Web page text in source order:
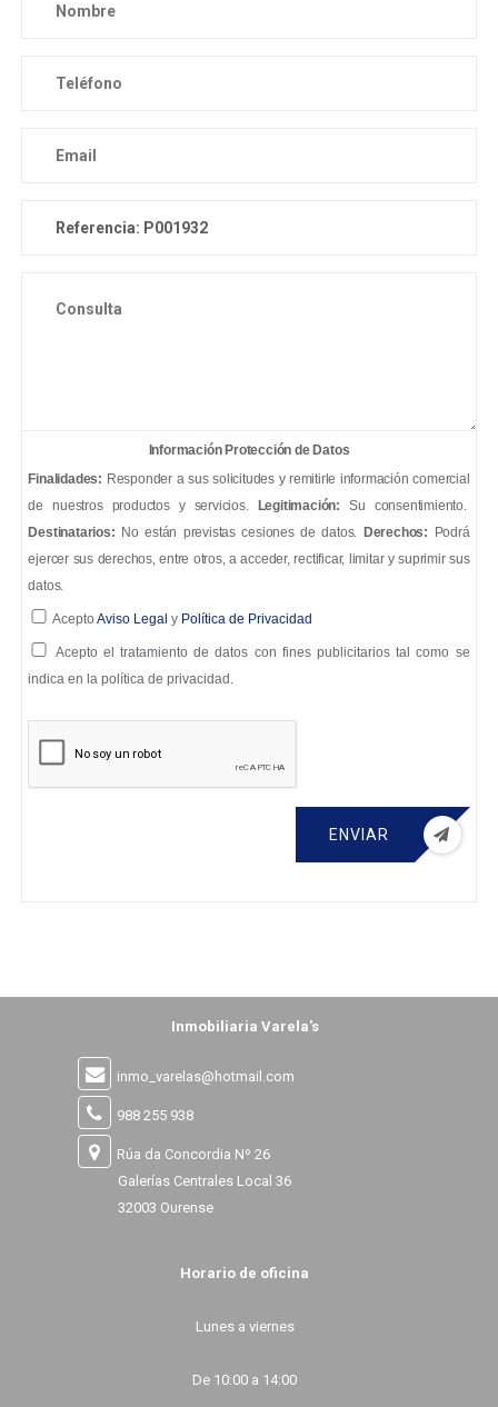
Información Protección de Datos
Finalidades: Responder a sus solicitudes y remitirle información comercial
de nuestros productos y servicios.
Legitimación: Su consentimiento.
Destinatarios: No están previstas cesiones de datos. Derechos: Podrá
ejercer sus derechos, entre otros, a acceder, rectificar, limitar y suprimir sus
datos.
AceptoAviso Legal y Política de Privacidad
Acepto el tratamiento de datos con fines publicitarios tal como se
indica en la política de privacidad.
ENVIAR
Inmobiliaria Varela's
inmo_varelas@hotmail.com
988 255 938
Rúa da Concordia Nº 26
Galerías Centrales Local 36
32003 Ourense
Horario de oficina
Lunes a viernes
De 10:00 a 14:00